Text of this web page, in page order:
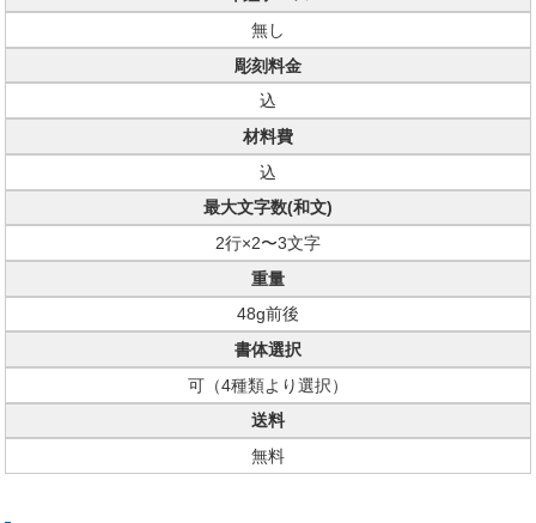
無し
彫刻料金
込
材料費
込
最大文字数(和文)
2行×2〜3文字
重量
48g前後
書体選択
可（4種類より選択）
送料
無料